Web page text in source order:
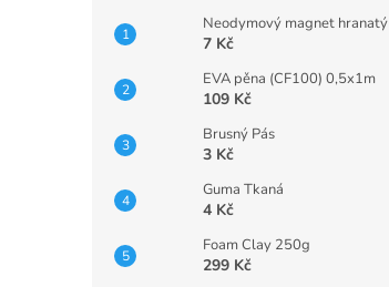
Neodymový magnet hranatý
7 Kč
EVA pěna (CF100) 0,5x1m
109 Kč
Brusný Pás
3 Kč
Guma Tkaná
4 Kč
Foam Clay 250g
299 Kč